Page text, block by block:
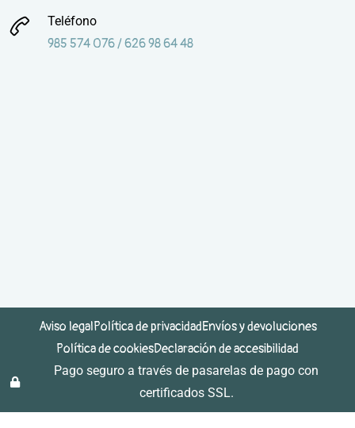
Teléfono
985 574 076 / 626 98 64 48
Aviso legalPolítica de privacidadEnvíos y devoluciones
Política de cookiesDeclaración de accesibilidad
Pago seguro a través de pasarelas de pago con
certificados SSL.